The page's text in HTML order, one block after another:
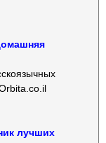
лучших